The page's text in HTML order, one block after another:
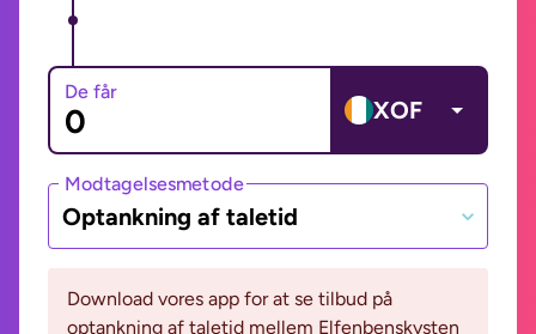
De får
XOF
Modtagelsesmetode
Optankning af taletid
Download vores app for at se tilbud på
optankning af taletid mellem Elfenbenskysten